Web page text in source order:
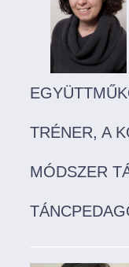
TRÉNER, A
MÓDSZER